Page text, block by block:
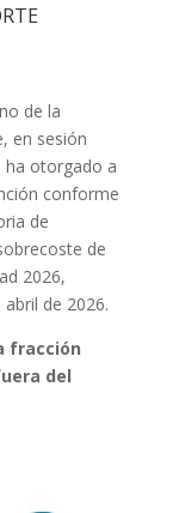
de la
en sesión
ha otorgado a
conforme
de
de
2026,
de 2026.
fracción
del